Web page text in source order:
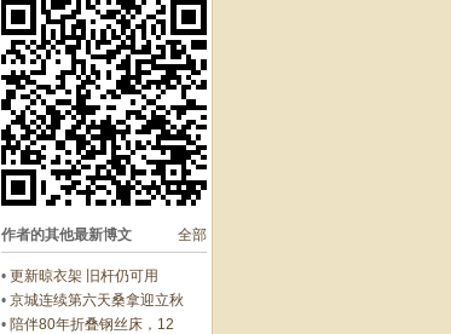
全部
作者的其他最新博文
• 更新晾衣架 旧杆仍可用
• 京城连续第六天桑拿迎立秋
• 陪伴80年折叠钢丝床，12